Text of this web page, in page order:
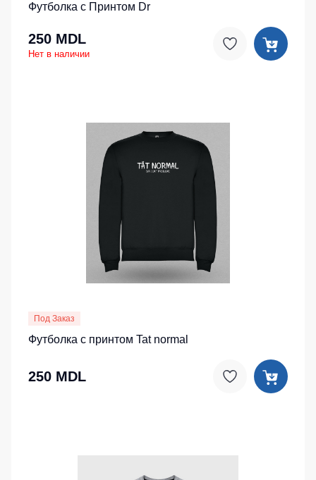
Футболка с Принтом Dr
250 MDL
Нет в наличии
Под Заказ
Футболка с принтом Tat normal
250 MDL